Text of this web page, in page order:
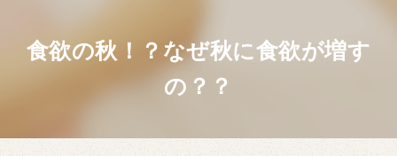
食欲の秋！？なぜ秋に食欲が増す
の？？